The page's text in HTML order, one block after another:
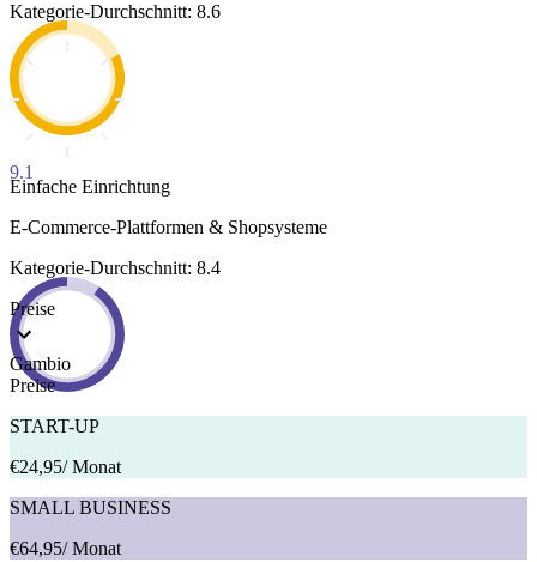
Kategorie-Durchschnitt: 8.6
9.1
Einfache Einrichtung
E-Commerce-Plattformen & Shopsysteme
Kategorie-Durchschnitt: 8.4
Preise
Gambio
Preise
START-UP
€24,95/ Monat
SMALL BUSINESS
€64,95/ Monat